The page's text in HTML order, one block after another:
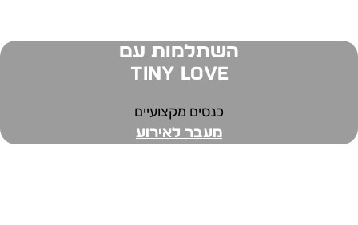
השתלמות עם
Tiny Love
כנסים מקצועיים
מעבר לאירוע